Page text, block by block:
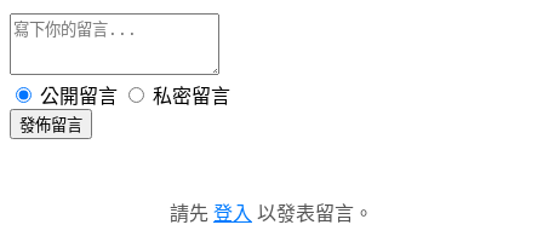
公開留言 私密留言
發佈留言
請先 登入 以發表留言。